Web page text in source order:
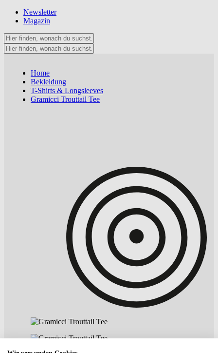
Newsletter
Magazin
Home
Bekleidung
T-Shirts & Longsleeves
Gramicci Trouttail Tee